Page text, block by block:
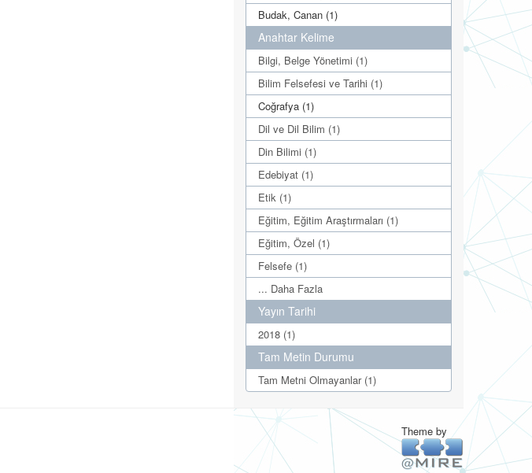
Budak, Canan (1)
Anahtar Kelime
Bilgi, Belge Yönetimi (1)
Bilim Felsefesi ve Tarihi (1)
Coğrafya (1)
Dil ve Dil Bilim (1)
Din Bilimi (1)
Edebiyat (1)
Etik (1)
Eğitim, Eğitim Araştırmaları (1)
Eğitim, Özel (1)
Felsefe (1)
... Daha Fazla
Yayın Tarihi
2018 (1)
Tam Metin Durumu
Tam Metni Olmayanlar (1)
Theme by